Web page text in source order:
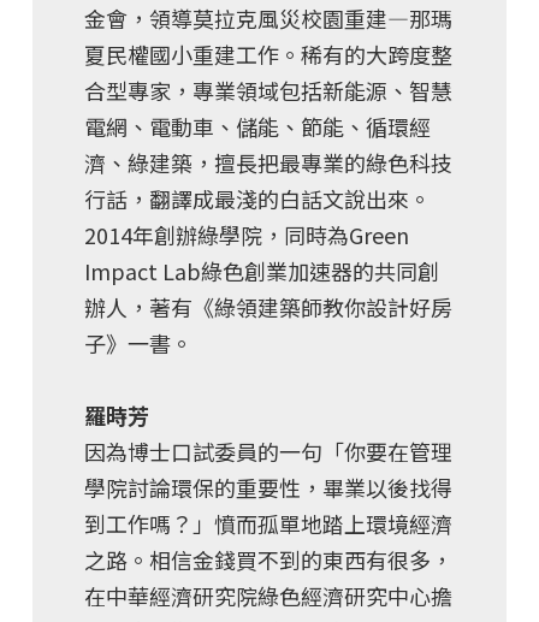
金會，領導莫拉克風災校園重建—那瑪
夏民權國小重建工作。稀有的大跨度整
合型專家，專業領域包括新能源、智慧
電網、電動車、儲能、節能、循環經
濟、綠建築，擅長把最專業的綠色科技
行話，翻譯成最淺的白話文說出來。
2014年創辦綠學院，同時為Green
Impact Lab綠色創業加速器的共同創
辦人，著有《綠領建築師教你設計好房
子》一書。
羅時芳
因為博士口試委員的一句「你要在管理
學院討論環保的重要性，畢業以後找得
到工作嗎？」憤而孤單地踏上環境經濟
之路。相信金錢買不到的東西有很多，
在中華經濟研究院綠色經濟研究中心擔